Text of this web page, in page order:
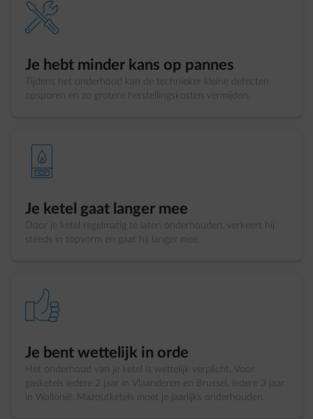
element-settings
Je hebt minder kans op pannes
Tijdens het onderhoud kan de technieker kleine defecten
opsporen en zo grotere herstellingskosten vermijden.
element-boiler-gas
Je ketel gaat langer mee
Door je ketel regelmatig te laten onderhouden, verkeert hij
steeds in topvorm en gaat hij langer mee.
element-thumbs-up
Je bent wettelijk in orde
Het onderhoud van je ketel is wettelijk verplicht. Voor
gasketels iedere 2 jaar in Vlaanderen en Brussel, iedere 3 jaar
in Wallonië. Mazoutketels moet je jaarlijks onderhouden.